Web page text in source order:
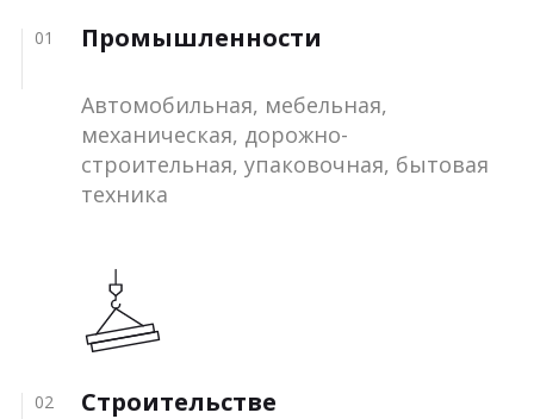
01 Промышленности
Автомобильная, мебельная,
механическая, дорожно-
строительная, упаковочная, бытовая
техника
02 Строительстве